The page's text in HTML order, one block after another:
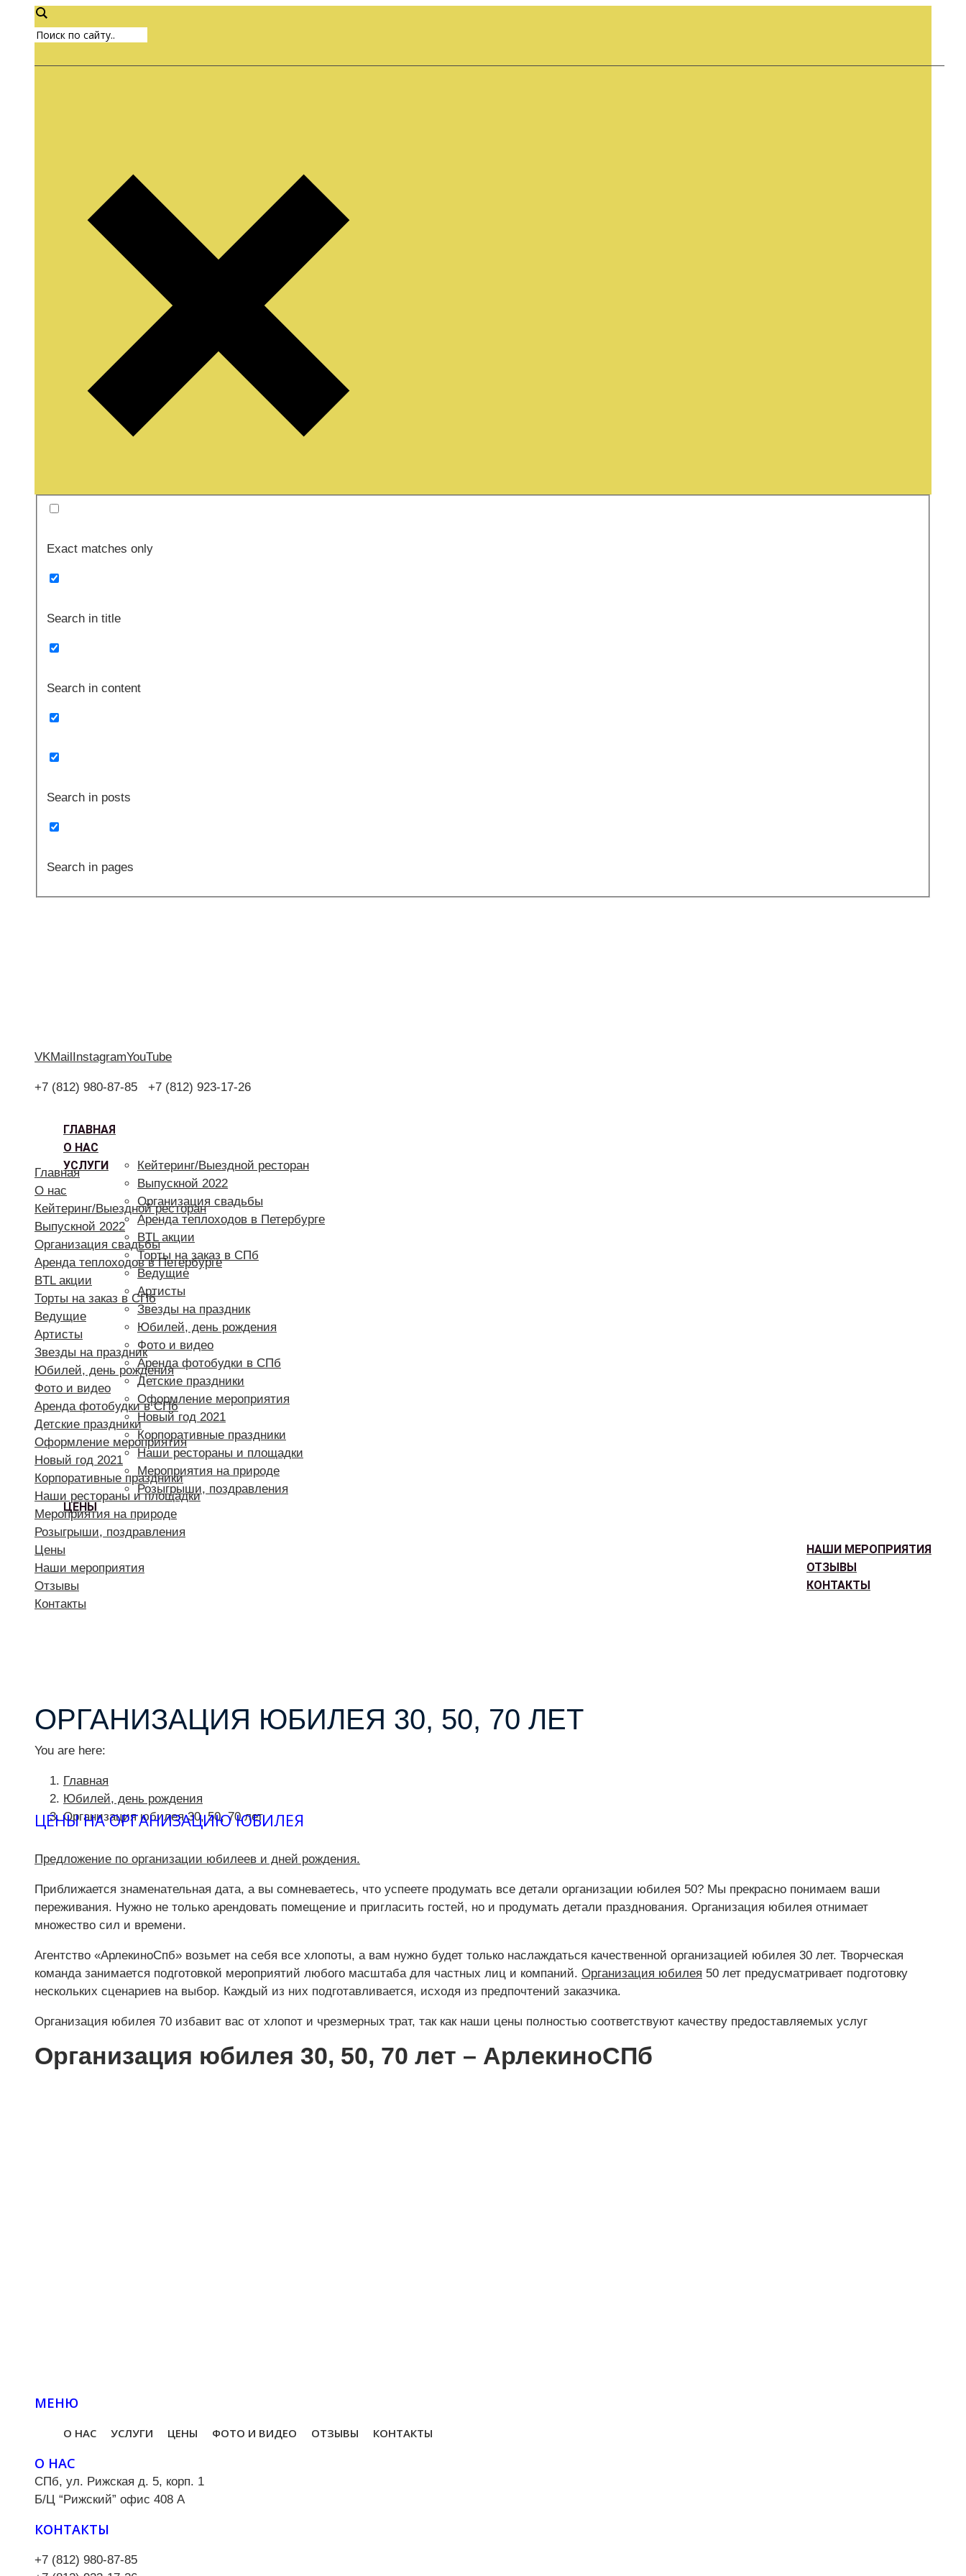
Exact matches only
Search in title
Search in content
Search in posts
Search in pages
VKMailInstagramYouTube
+7 (812) 980-87-85 +7 (812) 923-17-26
ГЛАВНАЯ
О НАС
УСЛУГИ
Кейтеринг/Выездной ресторан
Выпускной 2022
Организация свадьбы
Аренда теплоходов в Петербурге
BTL акции
Торты на заказ в СПб
Ведущие
Артисты
Звезды на праздник
Юбилей, день рождения
Фото и видео
Аренда фотобудки в СПб
Детские праздники
Оформление мероприятия
Новый год 2021
Корпоративные праздники
Наши рестораны и площадки
Мероприятия на природе
Розыгрыши, поздравления
ЦЕНЫ
НАШИ МЕРОПРИЯТИЯ
ОТЗЫВЫ
КОНТАКТЫ
Главная
О нас
Кейтеринг/Выездной ресторан
Выпускной 2022
Организация свадьбы
Аренда теплоходов в Петербурге
BTL акции
Торты на заказ в СПб
Ведущие
Артисты
Звезды на праздник
Юбилей, день рождения
Фото и видео
Аренда фотобудки в СПб
Детские праздники
Оформление мероприятия
Новый год 2021
Корпоративные праздники
Наши рестораны и площадки
Мероприятия на природе
Розыгрыши, поздравления
Цены
Наши мероприятия
Отзывы
Контакты
ОРГАНИЗАЦИЯ ЮБИЛЕЯ 30, 50, 70 ЛЕТ
You are here:
Главная
Юбилей, день рождения
Организация юбилея 30, 50, 70 лет
ЦЕНЫ НА ОРГАНИЗАЦИЮ ЮБИЛЕЯ
Предложение по организации юбилеев и дней рождения.
Приближается знаменательная дата, а вы сомневаетесь, что успеете продумать все детали организации юбилея 50? Мы прекрасно понимаем ваши
переживания. Нужно не только арендовать помещение и пригласить гостей, но и продумать детали празднования. Организация юбилея отнимает
множество сил и времени.
Агентство «АрлекиноСпб» возьмет на себя все хлопоты, а вам нужно будет только наслаждаться качественной организацией юбилея 30 лет. Творческая
команда занимается подготовкой мероприятий любого масштаба для частных лиц и компаний. Организация юбилея 50 лет предусматривает подготовку
нескольких сценариев на выбор. Каждый из них подготавливается, исходя из предпочтений заказчика.
Организация юбилея 70 избавит вас от хлопот и чрезмерных трат, так как наши цены полностью соответствуют качеству предоставляемых услуг
Организация юбилея 30, 50, 70 лет – АрлекиноСПб
МЕНЮ
О НАС УСЛУГИ ЦЕНЫ ФОТО И ВИДЕО ОТЗЫВЫ КОНТАКТЫ
О НАС
СПб, ул. Рижская д. 5, корп. 1
Б/Ц “Рижский” офис 408 А
КОНТАКТЫ
+7 (812) 980-87-85